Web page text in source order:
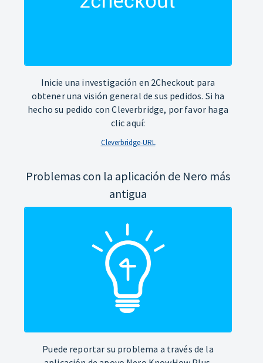
Inicie una investigación en 2Checkout para
obtener una visión general de sus pedidos. Si ha
hecho su pedido con Cleverbridge, por favor haga
clic aquí:
Cleverbridge-URL
Problemas con la aplicación de Nero más
antigua
Puede reportar su problema a través de la